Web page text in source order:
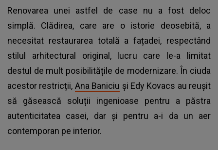
Renovarea unei astfel de case nu a fost deloc
simplă. Clădirea, care are o istorie deosebită, a
necesitat restaurarea totală a fațadei, respectând
stilul arhitectural original, lucru care le-a limitat
destul de mult posibilitățile de modernizare. În ciuda
acestor restricții, Ana Baniciu și Edy Kovacs au reușit
să găsească soluții ingenioase pentru a păstra
autenticitatea casei, dar și pentru a-i da un aer
contemporan pe interior.